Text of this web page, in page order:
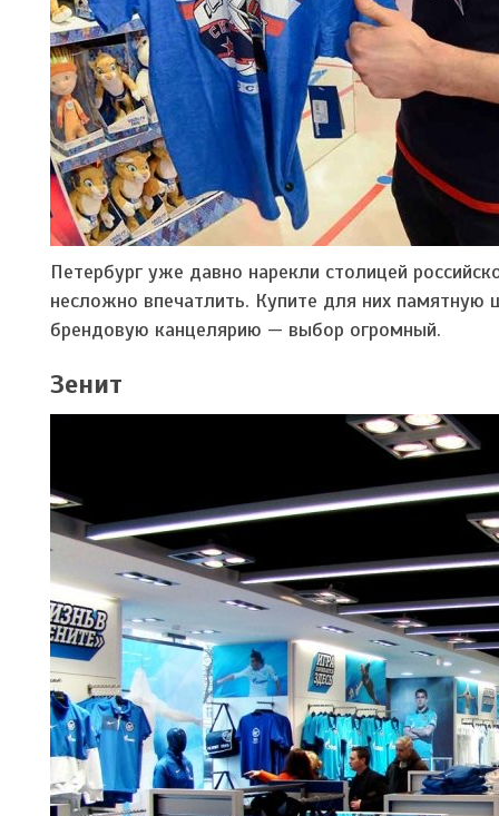
Петербург уже давно нарекли столицей
несложно впечатлить. Купите для них
брендовую канцелярию — выбор огромный.
Зенит